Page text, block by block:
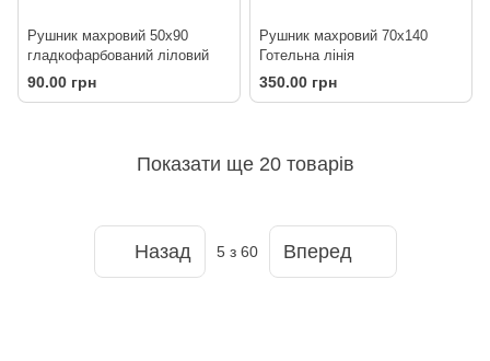
Рушник махровий 50х90
гладкофарбований ліловий
90.00 грн
Рушник махровий 70х140
Готельна лінія
350.00 грн
Показати ще 20 товарів
Назад 5з 60 Вперед